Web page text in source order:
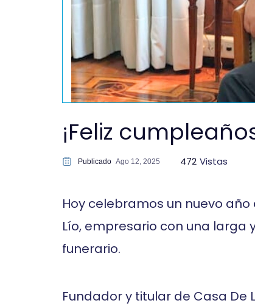
¡Feliz
Publicado Ago 12, 2025 472 Vistas
Hoy celebramos un nuevo
Lío, empresario con una
funerario.
Fundador y titular de Casa De